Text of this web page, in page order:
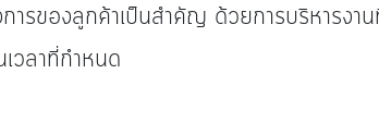
ารของลูกค้าเป็นสําคัญ ด้วยการบริหารงา
วลาที่กำหนด